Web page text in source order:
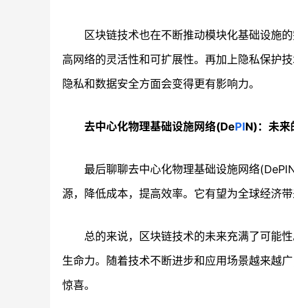
区块链技术也在不断推动模块化基础设施
高网络的灵活性和可扩展性。再加上隐私保护
隐私和数据安全方面会变得更有影响力。
去中心化物理基础设施网络(DePIN)：未来
最后聊聊去中心化物理基础设施网络
源，降低成本，提高效率。它有望为全球经济
总的来说，区块链技术的未来充满了可能
生命力。随着技术不断进步和应用场景越来越
惊喜。